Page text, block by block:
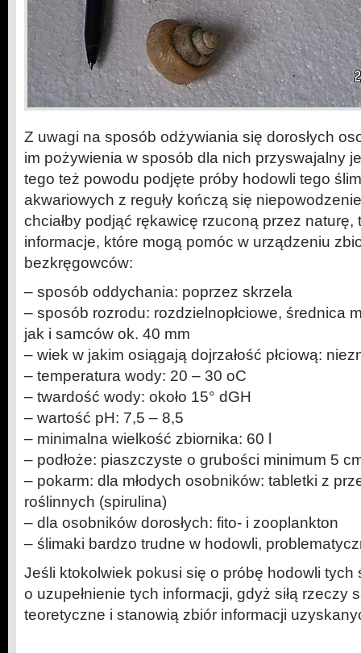
Z uwagi na sposób odżywiania się dorosłych
im pożywienia w sposób dla nich przyswajalny
tego też powodu podjęte próby hodowli tego
akwariowych z reguły kończą się
chciałby podjąć rękawicę rzuconą przez
informacje, które mogą pomóc w urządzeniu
bezkręgowców:
– sposób oddychania: poprzez skrzela
– sposób rozrodu: rozdzielnopłciowe, średnica
jak i samców ok. 40 mm
– wiek w jakim osiągają dojrzałość płciową:
– temperatura wody: 20 – 30 oC
– twardość wody: około 15° dGH
– wartość pH: 7,5 – 8,5
– minimalna wielkość zbiornika: 60 l
– podłoże: piaszczyste o grubości minimum 5
– pokarm: dla młodych osobników: tabletki z
roślinnych (spirulina)
– dla osobników dorosłych: fito- i zooplankton
– ślimaki bardzo trudne w hodowli,
Jeśli ktokolwiek pokusi się o próbę hodowli tych
o uzupełnienie tych informacji, gdyż siłą rzeczy
teoretyczne i stanowią zbiór informacji